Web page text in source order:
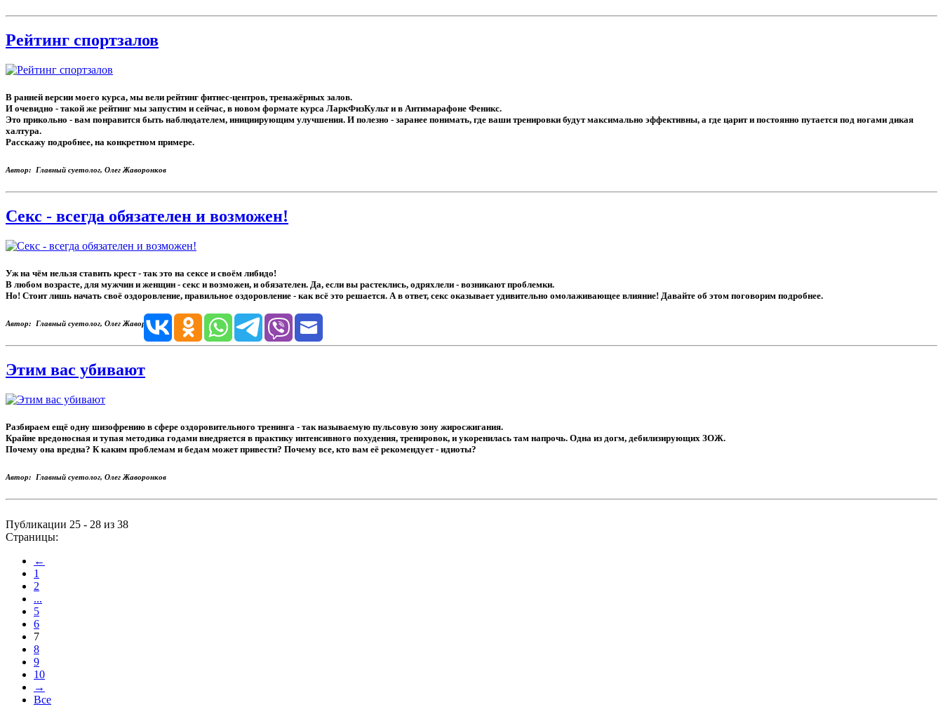
Рейтинг спортзалов
В ранней версии моего курса, мы вели рейтинг фитнес-центров, тренажёрных залов.
И очевидно - такой же рейтинг мы запустим и сейчас, в новом формате курса ЛаркФизКульт и в Антимарафоне Феникс.
Это прикольно - вам понравится быть наблюдателем, инициирующим улучшения. И полезно - заранее понимать, где ваши тренировки будут максимально эффективны, а где царит и постоянно путается под ногами дикая
халтура.
Расскажу подробнее, на конкретном примере.
Автор: Главный суетолог, Олег Жаворонков
Секс - всегда обязателен и возможен!
Уж на чём нельзя ставить крест - так это на сексе и своём либидо!
В любом возрасте, для мужчин и женщин - секс и возможен, и обязателен. Да, если вы растеклись, одряхлели - возникают проблемки.
Но! Стоит лишь начать своё оздоровление, правильное оздоровление - как всё это решается. А в ответ, секс оказывает удивительно омолаживающее влияние! Давайте об этом поговорим подробнее.
Автор: Главный суетолог, Олег Жаворонков
Этим вас убивают
Разбираем ещё одну шизофрению в сфере оздоровительного тренинга - так называемую пульсовую зону жиросжигания.
Крайне вредоносная и тупая методика годами внедряется в практику интенсивного похудения, тренировок, и укоренилась там напрочь. Одна из догм, дебилизирующих ЗОЖ.
Почему она вредна? К каким проблемам и бедам может привести? Почему все, кто вам её рекомендует - идиоты?
Автор: Главный суетолог, Олег Жаворонков
Публикации 25 - 28 из 38
Страницы:
←
1
2
...
5
6
7
8
9
10
→
Все